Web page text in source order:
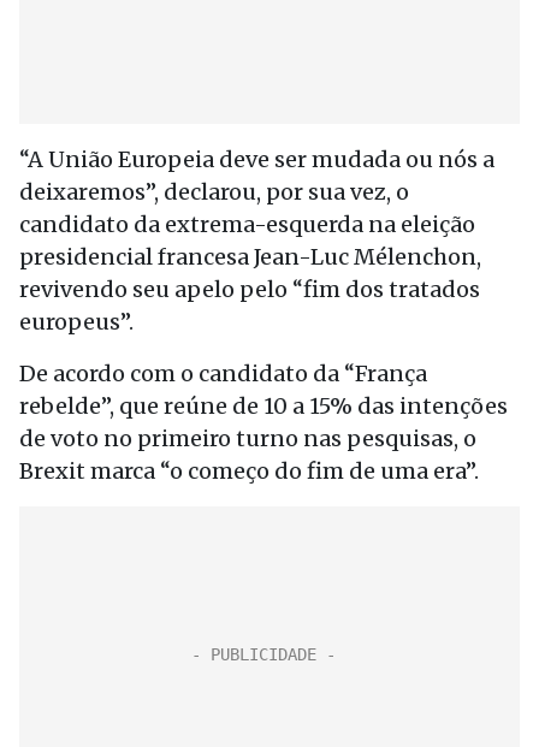
“A União Europeia deve ser mudada ou nós a
deixaremos”, declarou, por sua vez, o
candidato da extrema-esquerda na eleição
presidencial francesa Jean-Luc Mélenchon,
revivendo seu apelo pelo “fim dos tratados
europeus”.
De acordo com o candidato da “França
rebelde”, que reúne de 10 a 15% das intenções
de voto no primeiro turno nas pesquisas, o
Brexit marca “o começo do fim de uma era”.